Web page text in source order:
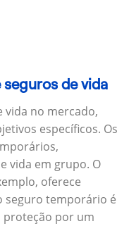
de vida
vida no mercado,
específicos. Os
vida em grupo. O
oferece
temporário é
proteção por um